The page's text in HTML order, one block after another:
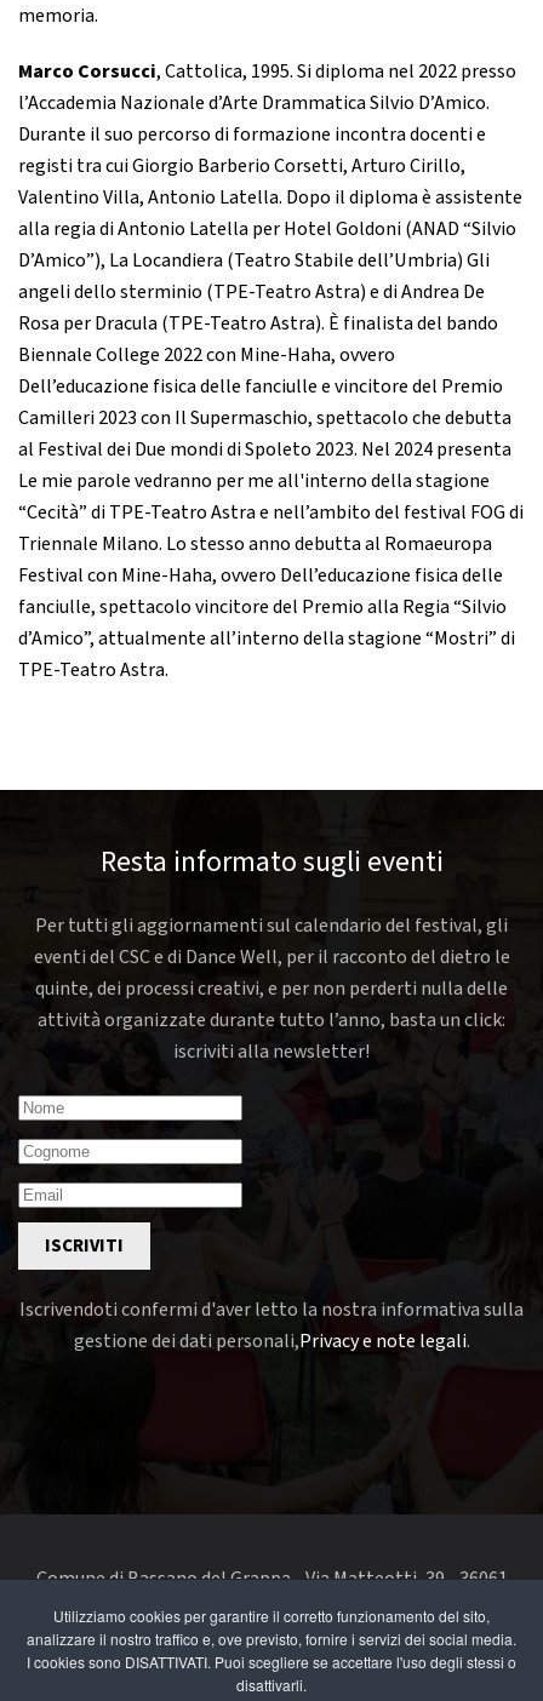
Utilizziamo cookies per garantire il corretto funzionamento del sito,
analizzare il nostro traffico e, ove previsto, fornire i servizi dei social media.
I cookies sono DISATTIVATI. Puoi scegliere se accettare l'uso degli stessi o
disattivarli.
memoria.
Marco Corsucci, Cattolica, 1995. Si diploma nel 2022 presso
l’Accademia Nazionale d’Arte Drammatica Silvio D’Amico.
Durante il suo percorso di formazione incontra docenti e
registi tra cui Giorgio Barberio Corsetti, Arturo Cirillo,
Valentino Villa, Antonio Latella. Dopo il diploma è assistente
alla regia di Antonio Latella per Hotel Goldoni (ANAD “Silvio
D’Amico”), La Locandiera (Teatro Stabile dell’Umbria) Gli
angeli dello sterminio (TPE-Teatro Astra) e di Andrea De
Rosa per Dracula (TPE-Teatro Astra). È finalista del bando
Biennale College 2022 con Mine-Haha, ovvero
Dell’educazione fisica delle fanciulle e vincitore del Premio
Camilleri 2023 con Il Supermaschio, spettacolo che debutta
al Festival dei Due mondi di Spoleto 2023. Nel 2024 presenta
Le mie parole vedranno per me all'interno della stagione
“Cecità” di TPE-Teatro Astra e nell’ambito del festival FOG di
Triennale Milano. Lo stesso anno debutta al Romaeuropa
Festival con Mine-Haha, ovvero Dell’educazione fisica delle
fanciulle, spettacolo vincitore del Premio alla Regia “Silvio
d’Amico”, attualmente all’interno della stagione “Mostri” di
TPE-Teatro Astra.
Resta informato sugli eventi
Per tutti gli aggiornamenti sul calendario del festival, gli
eventi del CSC e di Dance Well, per il racconto del dietro le
quinte, dei processi creativi, e per non perderti nulla delle
attività organizzate durante tutto l’anno, basta un click:
iscriviti alla newsletter!
ISCRIVITI
Iscrivendoti confermi d'aver letto la nostra informativa sulla
gestione dei dati personali,Privacy e note legali.
Comune di Bassano del Grappa - Via Matteotti, 39 - 36061
Bassano del Grappa VI - Telefono 0424 519111 - codice fiscale
e partita IVA 00168480242